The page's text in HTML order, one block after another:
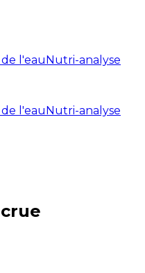
l'eauNutri-analyse
l'eauNutri-analyse